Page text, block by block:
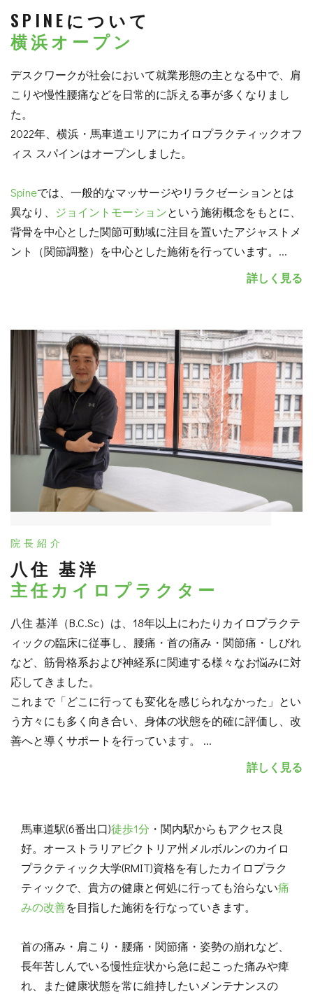
SPINEについて
横浜オープン
デスクワークが社会において就業形態の主となる中で、肩
こりや慢性腰痛などを日常的に訴える事が多くなりまし
た。
2022年、横浜・馬車道エリアにカイロプラクティックオフ
ィス スパインはオープンしました。
Spineでは、一般的なマッサージやリラクゼーションとは
異なり、 ジョイントモーションという施術概念をもとに、
背骨を中心とした関節可動域に注目を置いたアジャストメ
ント（関節調整）を中心とした施術を行っています。 ...
詳しく見る
院長紹介
八住 基洋
主任カイロプラクター
八住 基洋（B.C.Sc）は、18年以上にわたりカイロプラクテ
ィックの臨床に従事し、腰痛・首の痛み・関節痛・しびれ
など、筋骨格系および神経系に関連する様々なお悩みに対
応してきました。
これまで「どこに行っても変化を感じられなかった」とい
う方々にも多く向き合い、身体の状態を的確に評価し、改
善へと導くサポートを行っています。 ...
詳しく見る
馬車道駅(6番出口)徒歩1分 ・関内駅からもアクセス良
好。オーストラリアビクトリア州メルボルンのカイロ
プラクティック大学(RMIT)資格を有したカイロプラク
ティックで、貴方の健康と何処に行っても治らない痛
みの改善を目指した施術を行なっていきます。
首の痛み・肩こり・腰痛・関節痛・姿勢の崩れなど、
長年苦しんでいる慢性症状から急に起こった痛みや痺
れ、また健康状態を常に維持したいメンテナンスの